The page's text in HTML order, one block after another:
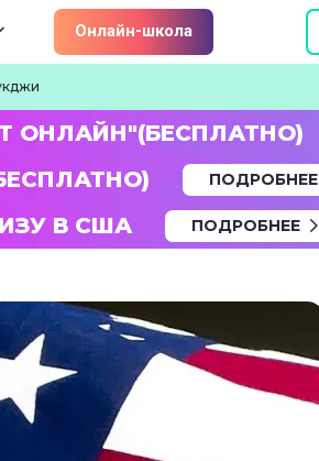
Онлайн-школа
ОНЛАЙН"(БЕСПЛАТНО)
ПОДРОБНЕЕ
В США ПОДРОБНЕЕ